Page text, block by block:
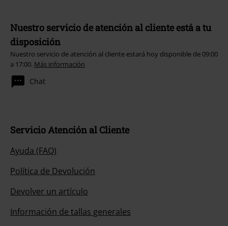
Nuestro servicio de atención al cliente está a tu
disposición
Nuestro servicio de atención al cliente estará hoy disponible de 09:00
a 17:00. Más información
Chat
Servicio Atención al Cliente
Ayuda (FAQ)
Política de Devolución
Devolver un artículo
Información de tallas generales